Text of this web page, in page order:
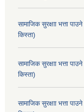
सामाजिक सुरक्षाा भत्ता
किस्ता)
सामाजिक सुरक्षाा भत्ता
किस्ता)
सामाजिक सुरक्षाा भत्ता